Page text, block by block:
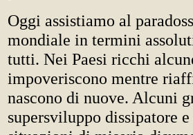
Oggi assistiamo al
mondiale in termini
tutti. Nei Paesi ricchi
impoveriscono mentre
nascono di nuove. Alcuni
supersviluppo dissipatore